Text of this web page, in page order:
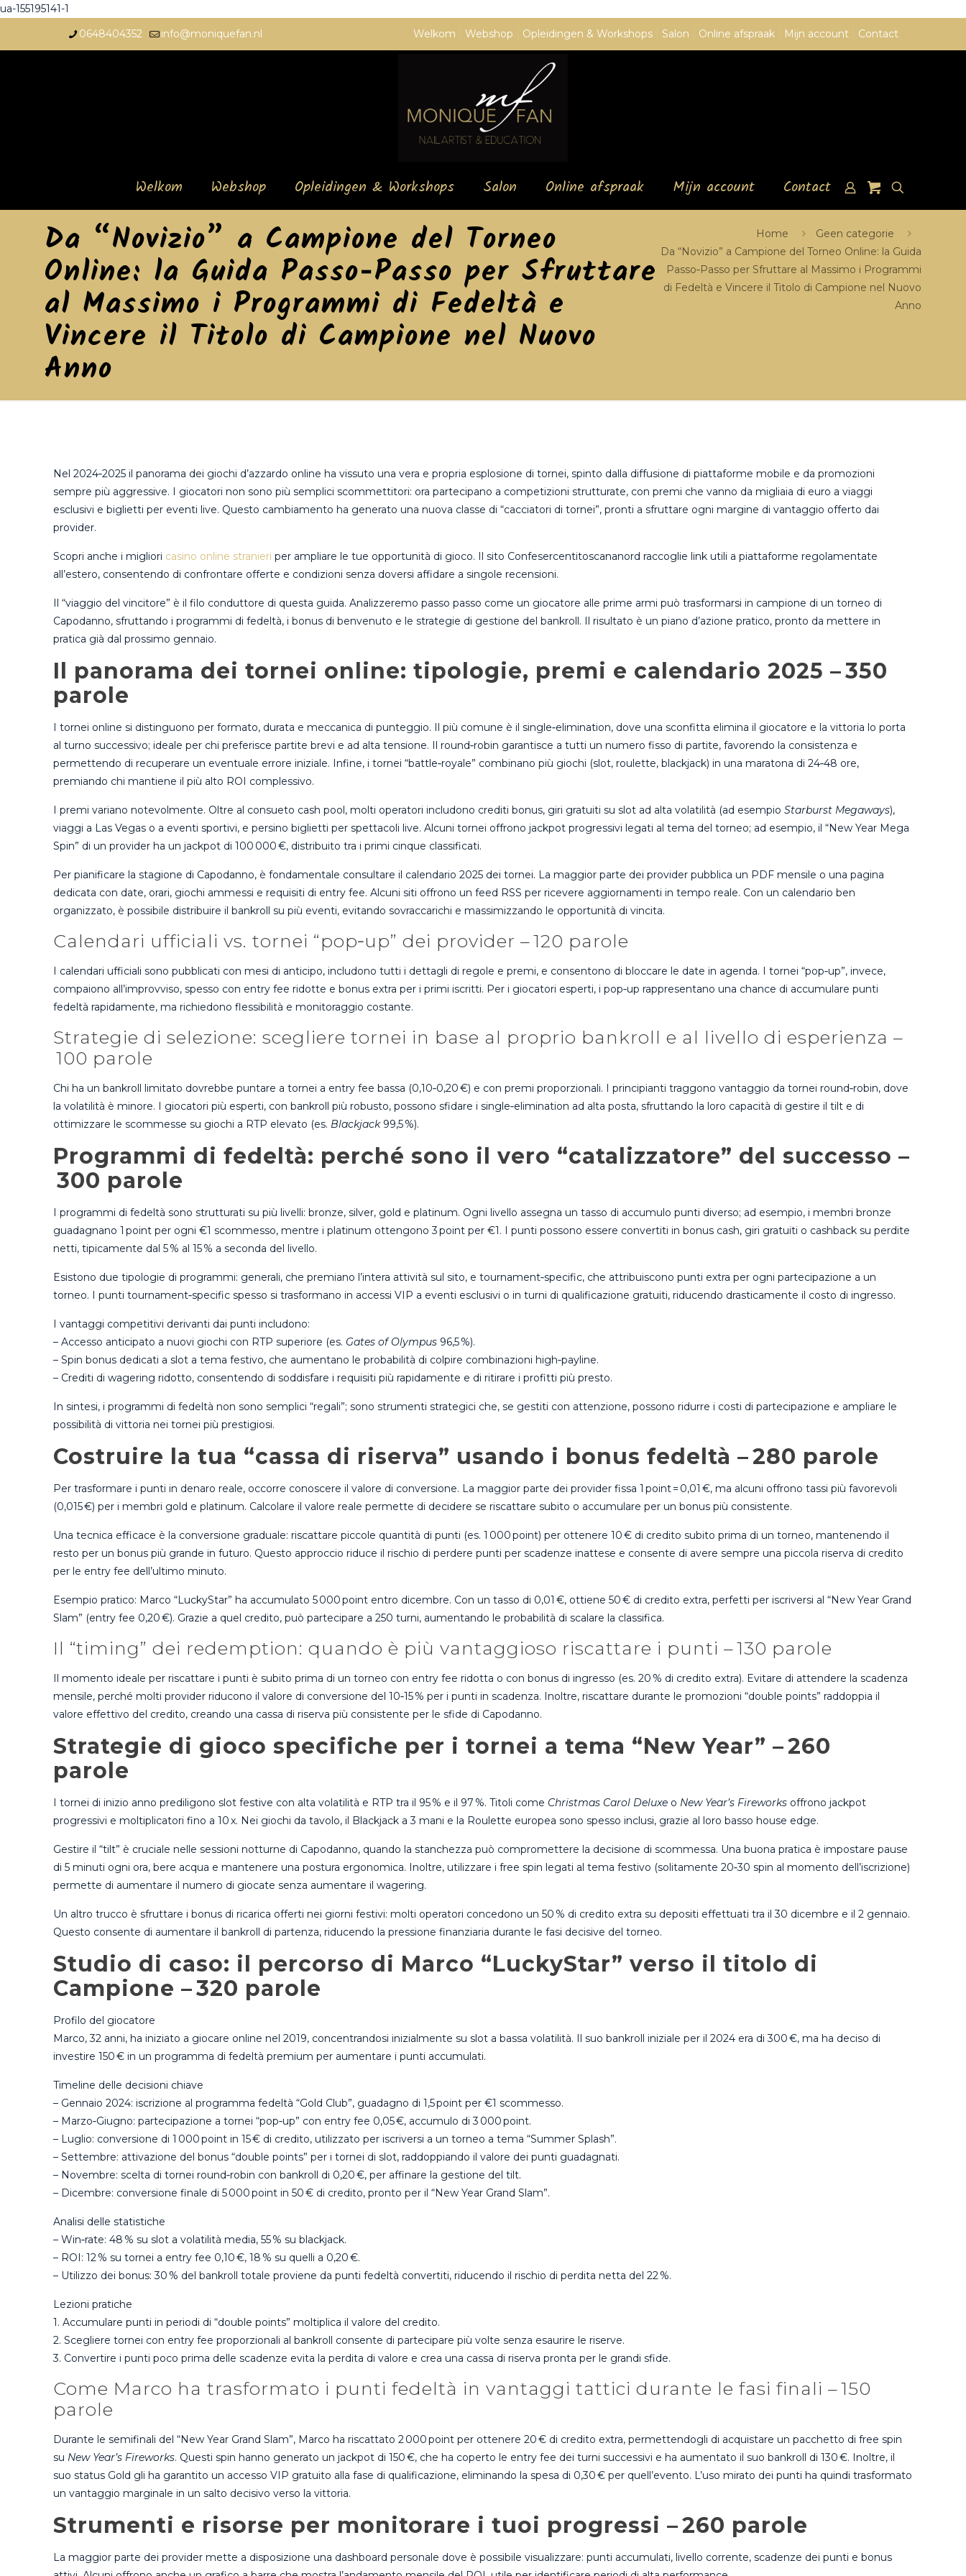
ua-155195141-1
0648404352
info@moniquefan.nl Welkom Webshop Opleidingen & Workshops Salon Online afspraak Mijn account Contact
Welkom Webshop Opleidingen & Workshops Salon Online afspraak Mijn account Contact
Da “Novizio” a Campione del Torneo
Online: la Guida Passo‑Passo per Sfruttare
al Massimo i Programmi di Fedeltà e
Vincere il Titolo di Campione nel Nuovo
Anno
Home
Geen categorie
Da “Novizio” a Campione del Torneo Online: la Guida
Passo‑Passo per Sfruttare al Massimo i Programmi
di Fedeltà e Vincere il Titolo di Campione nel Nuovo
Anno
Nel 2024‑2025 il panorama dei giochi d’azzardo online ha vissuto una vera e propria esplosione di tornei, spinto dalla diffusione di piattaforme mobile e da promozioni
sempre più aggressive. I giocatori non sono più semplici scommettitori: ora partecipano a competizioni strutturate, con premi che vanno da migliaia di euro a viaggi
esclusivi e biglietti per eventi live. Questo cambiamento ha generato una nuova classe di “cacciatori di tornei”, pronti a sfruttare ogni margine di vantaggio offerto dai
provider.
Scopri anche i migliori casino online stranieri per ampliare le tue opportunità di gioco. Il sito Confesercentitoscananord raccoglie link utili a piattaforme regolamentate
all’estero, consentendo di confrontare offerte e condizioni senza doversi affidare a singole recensioni.
Il “viaggio del vincitore” è il filo conduttore di questa guida. Analizzeremo passo passo come un giocatore alle prime armi può trasformarsi in campione di un torneo di
Capodanno, sfruttando i programmi di fedeltà, i bonus di benvenuto e le strategie di gestione del bankroll. Il risultato è un piano d’azione pratico, pronto da mettere in
pratica già dal prossimo gennaio.
Il panorama dei tornei online: tipologie, premi e calendario 2025 – 350
parole
I tornei online si distinguono per formato, durata e meccanica di punteggio. Il più comune è il single‑elimination, dove una sconfitta elimina il giocatore e la vittoria lo porta
al turno successivo; ideale per chi preferisce partite brevi e ad alta tensione. Il round‑robin garantisce a tutti un numero fisso di partite, favorendo la consistenza e
permettendo di recuperare un eventuale errore iniziale. Infine, i tornei “battle‑royale” combinano più giochi (slot, roulette, blackjack) in una maratona di 24‑48 ore,
premiando chi mantiene il più alto ROI complessivo.
I premi variano notevolmente. Oltre al consueto cash pool, molti operatori includono crediti bonus, giri gratuiti su slot ad alta volatilità (ad esempioStarburst Megaways),
viaggi a Las Vegas o a eventi sportivi, e persino biglietti per spettacoli live. Alcuni tornei offrono jackpot progressivi legati al tema del torneo; ad esempio, il “New Year Mega
Spin” di un provider ha un jackpot di 100 000 €, distribuito tra i primi cinque classificati.
Per pianificare la stagione di Capodanno, è fondamentale consultare il calendario 2025 dei tornei. La maggior parte dei provider pubblica un PDF mensile o una pagina
dedicata con date, orari, giochi ammessi e requisiti di entry fee. Alcuni siti offrono un feed RSS per ricevere aggiornamenti in tempo reale. Con un calendario ben
organizzato, è possibile distribuire il bankroll su più eventi, evitando sovraccarichi e massimizzando le opportunità di vincita.
Calendari ufficiali vs. tornei “pop‑up” dei provider – 120 parole
I calendari ufficiali sono pubblicati con mesi di anticipo, includono tutti i dettagli di regole e premi, e consentono di bloccare le date in agenda. I tornei “pop‑up”, invece,
compaiono all’improvviso, spesso con entry fee ridotte e bonus extra per i primi iscritti. Per i giocatori esperti, i pop‑up rappresentano una chance di accumulare punti
fedeltà rapidamente, ma richiedono flessibilità e monitoraggio costante.
Strategie di selezione: scegliere tornei in base al proprio bankroll e al livello di esperienza –
100 parole
Chi ha un bankroll limitato dovrebbe puntare a tornei a entry fee bassa (0,10‑0,20 €) e con premi proporzionali. I principianti traggono vantaggio da tornei round‑robin, dove
la volatilità è minore. I giocatori più esperti, con bankroll più robusto, possono sfidare i single‑elimination ad alta posta, sfruttando la loro capacità di gestire il tilt e di
ottimizzare le scommesse su giochi a RTP elevato (es. Blackjack99,5 %).
Programmi di fedeltà: perché sono il vero “catalizzatore” del successo –
300 parole
I programmi di fedeltà sono strutturati su più livelli: bronze, silver, gold e platinum. Ogni livello assegna un tasso di accumulo punti diverso; ad esempio, i membri bronze
guadagnano 1 point per ogni €1 scommesso, mentre i platinum ottengono 3 point per €1. I punti possono essere convertiti in bonus cash, giri gratuiti o cashback su perdite
netti, tipicamente dal 5 % al 15 % a seconda del livello.
Esistono due tipologie di programmi: generali, che premiano l’intera attività sul sito, e tournament‑specific, che attribuiscono punti extra per ogni partecipazione a un
torneo. I punti tournament‑specific spesso si trasformano in accessi VIP a eventi esclusivi o in turni di qualificazione gratuiti, riducendo drasticamente il costo di ingresso.
I vantaggi competitivi derivanti dai punti includono:
– Accesso anticipato a nuovi giochi con RTP superiore (es. Gates of Olympus 96,5 %).
– Spin bonus dedicati a slot a tema festivo, che aumentano le probabilità di colpire combinazioni high‑payline.
– Crediti di wagering ridotto, consentendo di soddisfare i requisiti più rapidamente e di ritirare i profitti più presto.
In sintesi, i programmi di fedeltà non sono semplici “regali”; sono strumenti strategici che, se gestiti con attenzione, possono ridurre i costi di partecipazione e ampliare le
possibilità di vittoria nei tornei più prestigiosi.
Costruire la tua “cassa di riserva” usando i bonus fedeltà – 280 parole
Per trasformare i punti in denaro reale, occorre conoscere il valore di conversione. La maggior parte dei provider fissa 1 point = 0,01 €, ma alcuni offrono tassi più favorevoli
(0,015 €) per i membri gold e platinum. Calcolare il valore reale permette di decidere se riscattare subito o accumulare per un bonus più consistente.
Una tecnica efficace è la conversione graduale: riscattare piccole quantità di punti (es. 1 000 point) per ottenere 10 € di credito subito prima di un torneo, mantenendo il
resto per un bonus più grande in futuro. Questo approccio riduce il rischio di perdere punti per scadenze inattese e consente di avere sempre una piccola riserva di credito
per le entry fee dell’ultimo minuto.
Esempio pratico: Marco “LuckyStar” ha accumulato 5 000 point entro dicembre. Con un tasso di 0,01 €, ottiene 50 € di credito extra, perfetti per iscriversi al “New Year Grand
Slam” (entry fee 0,20 €). Grazie a quel credito, può partecipare a 250 turni, aumentando le probabilità di scalare la classifica.
Il “timing” dei redemption: quando è più vantaggioso riscattare i punti – 130 parole
Il momento ideale per riscattare i punti è subito prima di un torneo con entry fee ridotta o con bonus di ingresso (es. 20 % di credito extra). Evitare di attendere la scadenza
mensile, perché molti provider riducono il valore di conversione del 10‑15 % per i punti in scadenza. Inoltre, riscattare durante le promozioni “double points” raddoppia il
valore effettivo del credito, creando una cassa di riserva più consistente per le sfide di Capodanno.
Strategie di gioco specifiche per i tornei a tema “New Year” – 260
parole
I tornei di inizio anno prediligono slot festive con alta volatilità e RTP tra il 95 % e il 97 %. Titoli come Christmas Carol Deluxe o New Year’s Fireworks offrono jackpot
progressivi e moltiplicatori fino a 10 x. Nei giochi da tavolo, il Blackjack a 3 mani e la Roulette europea sono spesso inclusi, grazie al loro basso house edge.
Gestire il “tilt” è cruciale nelle sessioni notturne di Capodanno, quando la stanchezza può compromettere la decisione di scommessa. Una buona pratica è impostare pause
di 5 minuti ogni ora, bere acqua e mantenere una postura ergonomica. Inoltre, utilizzare i free spin legati al tema festivo (solitamente 20‑30 spin al momento dell’iscrizione)
permette di aumentare il numero di giocate senza aumentare il wagering.
Un altro trucco è sfruttare i bonus di ricarica offerti nei giorni festivi: molti operatori concedono un 50 % di credito extra su depositi effettuati tra il 30 dicembre e il 2 gennaio.
Questo consente di aumentare il bankroll di partenza, riducendo la pressione finanziaria durante le fasi decisive del torneo.
Studio di caso: il percorso di Marco “LuckyStar” verso il titolo di
Campione – 320 parole
Profilo del giocatore
Marco, 32 anni, ha iniziato a giocare online nel 2019, concentrandosi inizialmente su slot a bassa volatilità. Il suo bankroll iniziale per il 2024 era di 300 €, ma ha deciso di
investire 150 € in un programma di fedeltà premium per aumentare i punti accumulati.
Timeline delle decisioni chiave
– Gennaio 2024: iscrizione al programma fedeltà “Gold Club”, guadagno di 1,5 point per €1 scommesso.
– Marzo‑Giugno: partecipazione a tornei “pop‑up” con entry fee 0,05 €, accumulo di 3 000 point.
– Luglio: conversione di 1 000 point in 15 € di credito, utilizzato per iscriversi a un torneo a tema “Summer Splash”.
– Settembre: attivazione del bonus “double points” per i tornei di slot, raddoppiando il valore dei punti guadagnati.
– Novembre: scelta di tornei round‑robin con bankroll di 0,20 €, per affinare la gestione del tilt.
– Dicembre: conversione finale di 5 000 point in 50 € di credito, pronto per il “New Year Grand Slam”.
Analisi delle statistiche
– Win‑rate: 48 % su slot a volatilità media, 55 % su blackjack.
– ROI: 12 % su tornei a entry fee 0,10 €, 18 % su quelli a 0,20 €.
– Utilizzo dei bonus: 30 % del bankroll totale proviene da punti fedeltà convertiti, riducendo il rischio di perdita netta del 22 %.
Lezioni pratiche
1. Accumulare punti in periodi di “double points” moltiplica il valore del credito.
2. Scegliere tornei con entry fee proporzionali al bankroll consente di partecipare più volte senza esaurire le riserve.
3. Convertire i punti poco prima delle scadenze evita la perdita di valore e crea una cassa di riserva pronta per le grandi sfide.
Come Marco ha trasformato i punti fedeltà in vantaggi tattici durante le fasi finali – 150
parole
Durante le semifinali del “New Year Grand Slam”, Marco ha riscattato 2 000 point per ottenere 20 € di credito extra, permettendogli di acquistare un pacchetto di free spin
su New Year’s Fireworks. Questi spin hanno generato un jackpot di 150 €, che ha coperto le entry fee dei turni successivi e ha aumentato il suo bankroll di 130 €. Inoltre, il
suo status Gold gli ha garantito un accesso VIP gratuito alla fase di qualificazione, eliminando la spesa di 0,30 € per quell’evento. L’uso mirato dei punti ha quindi trasformato
un vantaggio marginale in un salto decisivo verso la vittoria.
Strumenti e risorse per monitorare i tuoi progressi – 260 parole
La maggior parte dei provider mette a disposizione una dashboard personale dove è possibile visualizzare: punti accumulati, livello corrente, scadenze dei punti e bonus